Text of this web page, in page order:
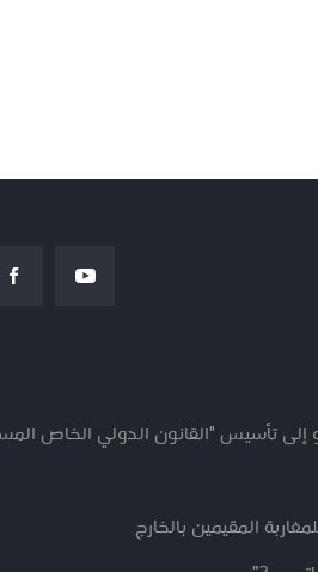
إلى تأسيس "القانون الدولي الخاص
المقيمين بالخارج